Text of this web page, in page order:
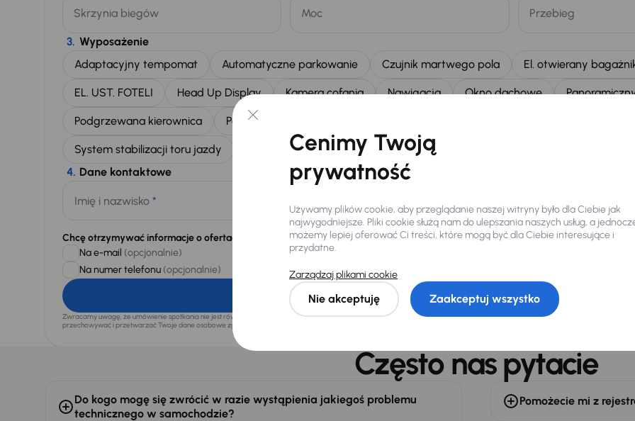
Skrzynia biegów Moc Przebieg
3. Wyposażenie
Adaptacyjny tempomat
Automatyczne parkowanie Czujnik martwego pola El. otwierany
EL. UST. FOTELI Head Up Display Kamera cofania Nawigacja Okno dachowe
Podgrzewana kierownica Podgrzewane fotele
System stabilizacji toru jazdy Tempomat
Virtual cockpit
4. Dane kontaktowe
Imię i nazwisko *
+48
Chcę otrzymywać informacje o ofertach rabatowych
Na e-mail (opcjonalnie)
Na numer telefonu (opcjonalnie)
Wyślij zapytanie
Zwracamy uwagę, że umówienie spotkania nie jest równoznaczne z rezerwacją ani zagwarantowaną dostępnością pojazdu. AURES Holdings a.s., z siedzibą Dopraváků 874/15, Čimice,
przechowywać i przetwarzać Twoje dane osobowe zgodnie z zasadami ochrony i przetwarzania
Często nas pytacie
Do kogo mogę się zwrócić w razie wystąpienia jakiegoś problemu
technicznego w samochodzie?
Pomożecie mi z
Cenimy Twoją
prywatność
Używamy plików cookie, aby przeglądanie naszej witryny było dla Ciebie jak
najwygodniejsze. Pliki cookie służą nam do ulepszania naszych usług, a
możemy lepiej oferować Ci treści, które mogą być dla Ciebie interesujące i
przydatne.
Zarządzaj plikami cookie
Nie akceptuję Zaakceptuj wszystko